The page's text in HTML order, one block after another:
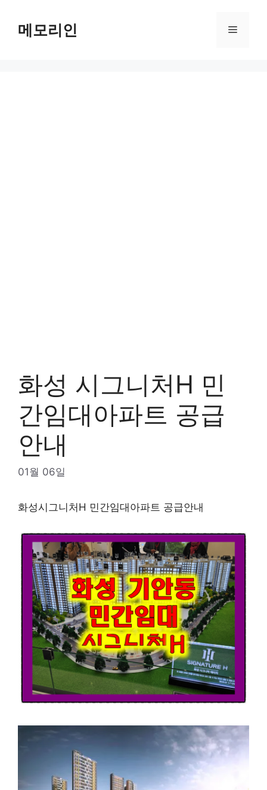
content메모리인 Menu
화성 시그니처H 민
간임대아파트 공급
안내
01월 06일
화성시그니처H 민간임대아파트 공급안내